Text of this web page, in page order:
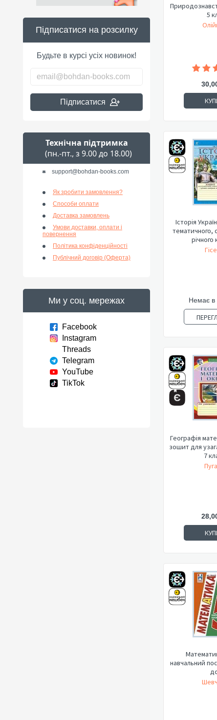
Підписатися на розсилку
Будьте в курсі усіх новинок!
Підписатися
Технічна підтримка
(пн.-пт., з 9.00 до 18.00)
support@bohdan-books.com
Як зробити замовлення?
Способи оплати
Доставка замовлень
Умови доставки, оплати і
повернення
Політика конфіденційності
Публічний договір (Оферта)
Ми у соц. мережах
Facebook
Instagram
Threads
Telegram
YouTube
TikTok
5
Історія
тематичного,
річного
Немає в
Географія
зошит для
7
навчальний